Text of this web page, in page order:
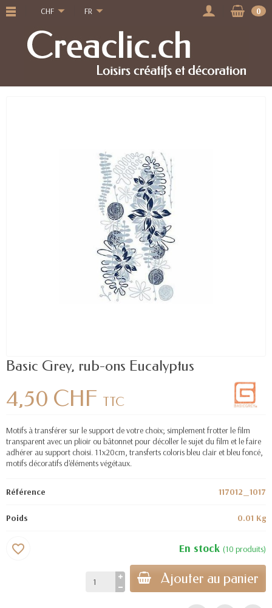
CHF FR 0
Basic Grey, rub-ons Eucalyptus
4,50 CHF TTC
Motifs à transférer sur le support de votre choix; simplement frotter le film
transparent avec un plioir ou bâtonnet pour décoller le sujet du film et le faire
adhérer au support choisi. 11x20cm, transferts coloris bleu clair et bleu foncé,
motifs décoratifs d'éléments végétaux.
Référence 117012_1017
Poids 0.01 Kg
En stock (10 produits)
Ajouter au panier
favorite_border